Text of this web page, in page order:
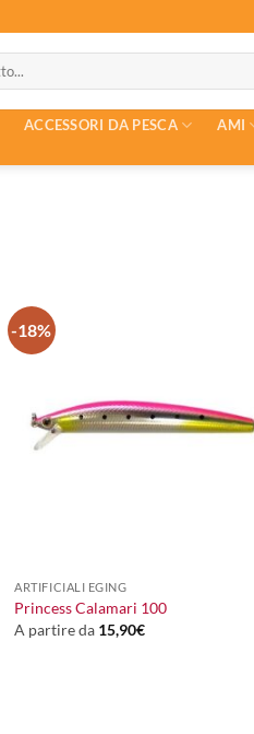
ACCESSORI DA PESCA AMI
-18%
ARTIFICIALI EGING
Princess Calamari 100
A partire da 15,90€